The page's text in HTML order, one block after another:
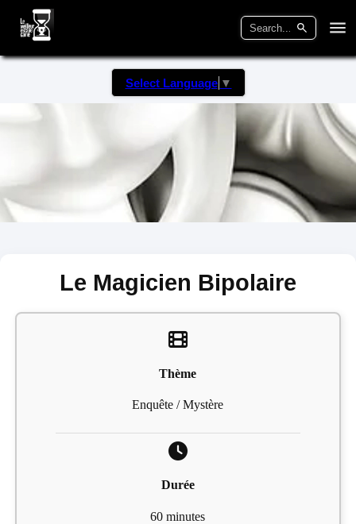
Select Language ▼
Le Magicien Bipolaire
Thème
Enquête / Mystère
Durée
60 minutes